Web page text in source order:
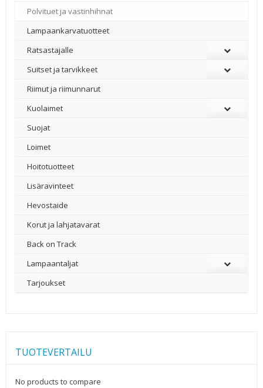
Polvituet ja vastinhihnat
Lampaankarvatuotteet
Ratsastajalle
Suitset ja tarvikkeet
Riimut ja riimunnarut
Kuolaimet
Suojat
Loimet
Hoitotuotteet
Lisäravinteet
Hevostaide
Korut ja lahjatavarat
Back on Track
Lampaantaljat
Tarjoukset
TUOTEVERTAILU
No products to compare